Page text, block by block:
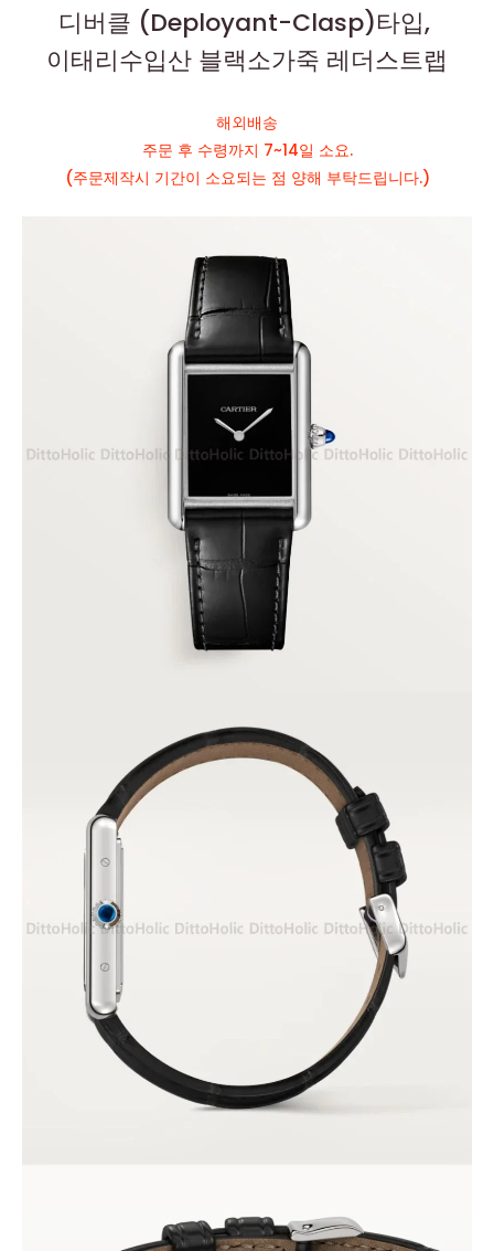
디버클 (Deployant-Clasp)타입,
이태리수입산 블랙소가죽 레더스트랩
해외배송
주문 후 수령까지 7~14일 소요.
(주문제작시 기간이 소요되는 점 양해 부탁드립니다.)